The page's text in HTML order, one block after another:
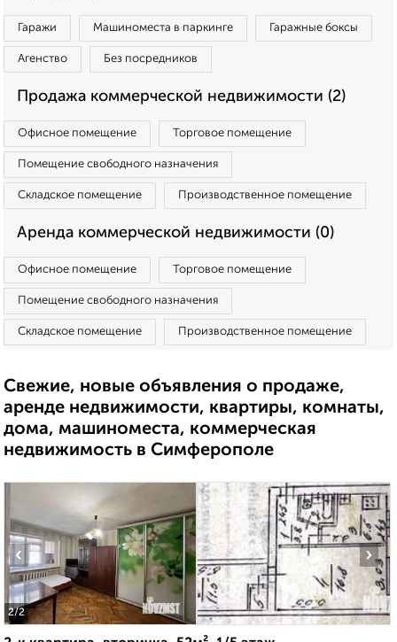
Гаражи Машиноместа в паркинге Гаражные боксы
Агенство Без посредников
Продажа коммерческой недвижимости (2)
Офисное помещение Торговое помещение
Помещение свободного назначения
Складское помещение Производственное помещение
Аренда коммерческой недвижимости (0)
Офисное помещение Торговое помещение
Помещение свободного назначения
Складское помещение Производственное помещение
Свежие, новые объявления о продаже,
аренде недвижимости, квартиры, комнаты,
дома, машиноместа, коммерческая
недвижимость в Симферополе
2/2
‹ ›